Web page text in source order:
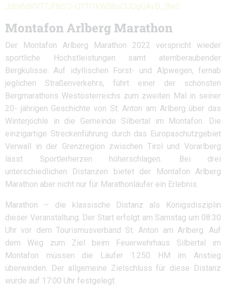
Jdm6dKVTTJfNSO-QYTl1kWBhoCUGgQAvD_BwE
Montafon Arlberg Marathon
Der Montafon Arlberg Marathon 2022 verspricht wieder
sportliche Höchstleistungen samt atemberaubender
Bergkulisse. Auf idyllischen Forst- und Alpwegen, fernab
jeglichen Straßenverkehrs, führt einer der schönsten
Bergmarathons Westösterreichs zum zweiten Mal in seiner
20- jährigen Geschichte von St. Anton am Arlberg über das
Winterjöchle in die Gemeinde Silbertal im Montafon. Die
einzigartige Streckenführung durch das Europaschutzgebiet
Verwall in der Grenzregion zwischen Tirol und Vorarlberg
lässt Sportlerherzen höherschlagen. Bei drei
unterschiedlichen Distanzen bietet der Montafon Arlberg
Marathon aber nicht nur für Marathonläufer ein Erlebnis.
Marathon – die klassische Distanz als Königsdisziplin
dieser Veranstaltung. Der Start erfolgt am Samstag um 08:30
Uhr vor dem Tourismusverband St. Anton am Arlberg. Auf
dem Weg zum Ziel beim Feuerwehrhaus Silbertal im
Montafon müssen die Läufer 1.250 HM im Anstieg
überwinden. Der allgemeine Zielschluss für diese Distanz
wurde auf 17:00 Uhr festgelegt.